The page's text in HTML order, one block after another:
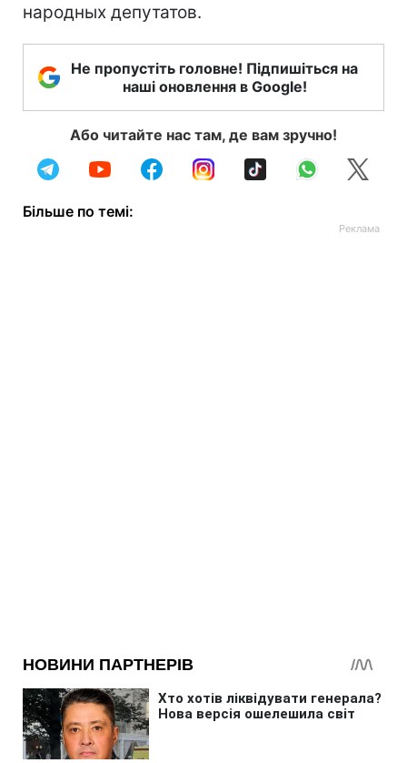
народных депутатов.
Не пропустіть головне! Підпишіться на
наші оновлення в Google!
Або читайте нас там, де вам зручно!
Більше по темі: